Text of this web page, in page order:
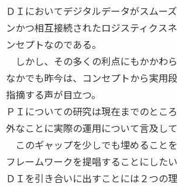
ＤＩにおいてデジタルデータがスムー
ンかつ相互接続されたロジスティクス
ンセプトなのである。
しかし、その多くの利点にもかかわ
なかでも昨今は、コンセプトから実用
指摘する声が目立つ。
ＰＩについての研究は現在までのとこ
外なことに実際の運用について言及し
このギャップを少しでも埋めること
フレームワークを提唱することにしたい
ＤＩを引き合いに出すことには２つの理